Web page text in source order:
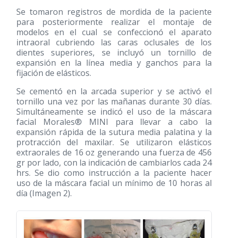
Se tomaron registros de mordida de la paciente
para posteriormente realizar el montaje de
modelos en el cual se confeccionó el aparato
intraoral cubriendo las caras oclusales de los
dientes superiores, se incluyó un tornillo de
expansión en la línea media y ganchos para la
fijación de elásticos.
Se cementó en la arcada superior y se activó el
tornillo una vez por las mañanas durante 30 días.
Simultáneamente se indicó el uso de la máscara
facial Morales® MINI para llevar a cabo la
expansión rápida de la sutura media palatina y la
protracción del maxilar. Se utilizaron elásticos
extraorales de 16 oz generando una fuerza de 456
gr por lado, con la indicación de cambiarlos cada 24
hrs. Se dio como instrucción a la paciente hacer
uso de la máscara facial un mínimo de 10 horas al
día (Imagen 2).